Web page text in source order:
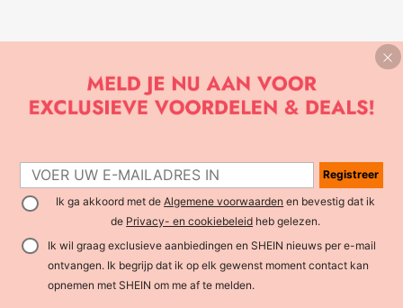
Registreer
Ik ga akkoord met deAlgemene voorwaarden en bevestig dat ik
de Privacy- en cookiebeleid heb gelezen.
Ik wil graag exclusieve aanbiedingen en SHEIN nieuws per e-mail
ontvangen. Ik begrijp dat ik op elk gewenst moment contact kan
opnemen met SHEIN om me af te melden.